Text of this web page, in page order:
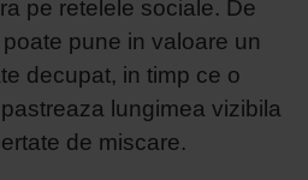
pe retelele sociale. De
pune in valoare un
decupat, in timp ce o
lungimea vizibila
de miscare.